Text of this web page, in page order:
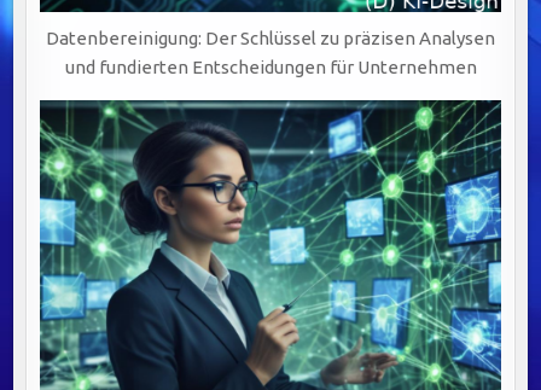
Datenbereinigung: Der Schlüssel zu präzisen Analysen
und fundierten Entscheidungen für Unternehmen